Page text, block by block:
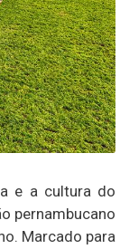
e a cultura do
pernambucano
Marcado para